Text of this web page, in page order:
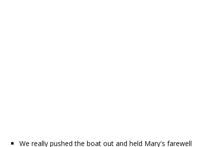
We really pushed the boat out and held Mary's farewell